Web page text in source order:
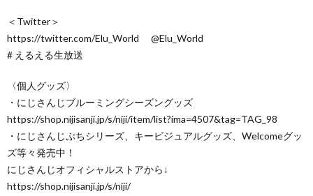
＜Twitter＞
https://twitter.com/Elu_World @Elu_World
# えるえる生放送
〈個人グッズ〉
・にじさんじブルーミングシーズングッズ
https://shop.nijisanji.jp/s/niji/item/list?ima=4507&tag=TAG_98
・にじさんじぷちシリーズ、キービジュアルグッズ、Welcomeグッ
ズ等々発売中！
にじさんじオフィシャルストアから↓
https://shop.nijisanji.jp/s/niji/